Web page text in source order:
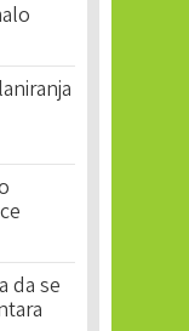
da se